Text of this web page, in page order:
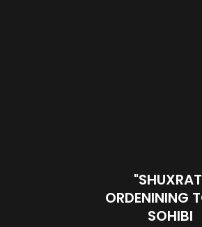
ORDENINING
SOHIBI